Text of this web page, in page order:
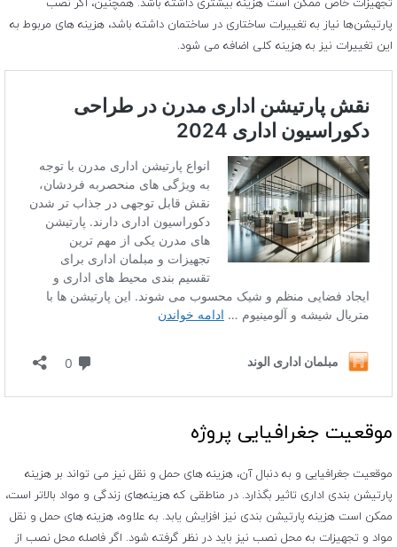
تجهیزات خاص ممکن است هزینه بیشتری داشته باشد. همچنین، اگر نصب
پارتیشن‌ها نیاز به تغییرات ساختاری در ساختمان داشته باشد، هزینه‌ های مربوط به
این تغییرات نیز به هزینه کلی اضافه می شود.
موقعیت جغرافیایی پروژه
موقعیت جغرافیایی و به دنبال آن، هزینه ‌های حمل و نقل نیز می ‌تواند بر هزینه
پارتیشن بندی اداری تاثیر بگذارد. در مناطقی که هزینه‌های زندگی و مواد بالاتر است،
ممکن است هزینه‌ پارتیشن بندی نیز افزایش یابد. به علاوه، هزینه ‌های حمل و نقل
مواد و تجهیزات به محل نصب نیز باید در نظر گرفته شود. اگر فاصله محل نصب از